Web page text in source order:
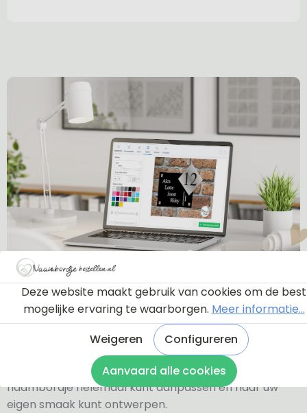
Ontwerptool
Via onderstaande knop komt u bij een instructie en
een tutorial die u een rondleiding geeft door de
ontwerptool. Hierdoor weet u precies hoe u zelf uw
naambordje helemaal kunt aanpassen en naar uw
eigen smaak kunt ontwerpen.
Deze website maakt gebruik van cookies om de best
mogelijke ervaring te waarborgen. Meer informatie...
Weigeren
Configureren
Aanvaard alle cookies